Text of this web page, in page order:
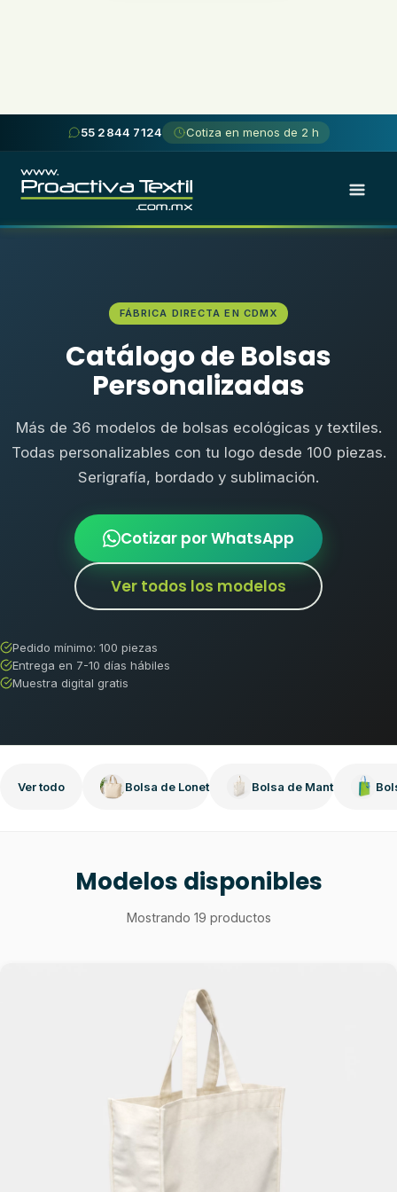
content
55 2844 7124 Cotiza en menos de 2 h
FÁBRICA DIRECTA EN CDMX
Catálogo de Bolsas
Personalizadas
Más de 36 modelos de bolsas ecológicas y textiles.
Todas personalizables con tu logo desde 100 piezas.
Serigrafía, bordado y sublimación.
Cotizar por WhatsApp
Ver todos los modelos
Pedido mínimo: 100 piezas
Entrega en 7-10 días hábiles
Muestra digital gratis
Ver todo Bolsa de Loneta Bolsa de Manta
Modelos disponibles
Mostrando 19 productos